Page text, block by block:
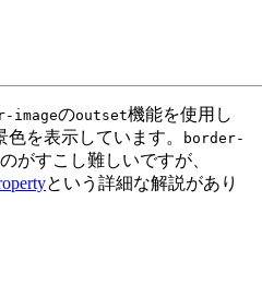
imageのoutset機能を使用し
を表示しています。
border-
がすこし難しいですが、
という詳細な解説があり